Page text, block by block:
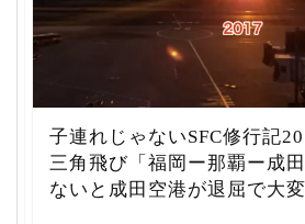
子連れじゃないSFC修行記
三角飛び「福岡ー那覇ー成
ないと成田空港が退屈で大変